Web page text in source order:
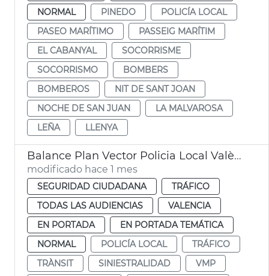
NORMAL
PINEDO
POLICÍA LOCAL
PASEO MARÍTIMO
PASSEIG MARÍTIM
EL CABANYAL
SOCORRISME
SOCORRISMO
BOMBERS
BOMBEROS
NIT DE SANT JOAN
NOCHE DE SAN JUAN
LA MALVAROSA
LEÑA
LLENYA
Balance Plan Vector Policia Local València
modificado hace 1 mes
SEGURIDAD CIUDADANA
TRÁFICO
TODAS LAS AUDIENCIAS
VALENCIA
EN PORTADA
EN PORTADA TEMÁTICA
NORMAL
POLICÍA LOCAL
TRÁFICO
TRÀNSIT
SINIESTRALIDAD
VMP